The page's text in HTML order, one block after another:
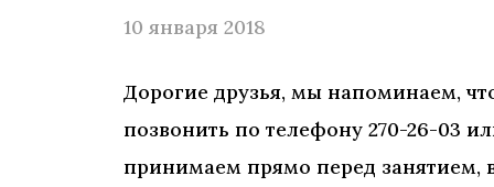
10 января 2018
Дорогие друзья, мы напоминаем,
позвонить по телефону 270-26-03
принимаем прямо перед занятием,